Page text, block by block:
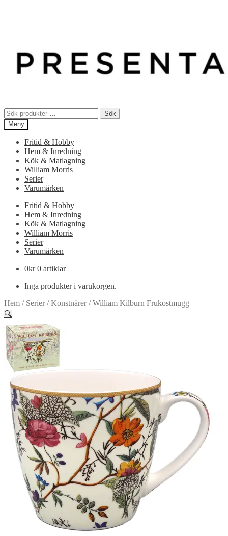
Sök
efter:
Sök
Meny
Fritid & Hobby
Hem & Inredning
Kök & Matlagning
William Morris
Serier
Varumärken
Fritid & Hobby
Hem & Inredning
Kök & Matlagning
William Morris
Serier
Varumärken
0kr 0 artiklar
Inga produkter i varukorgen.
Hem / Serier/Konstnärer/William Kilburn Frukostmugg
🔍